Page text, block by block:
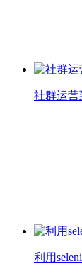
社群运营
利用